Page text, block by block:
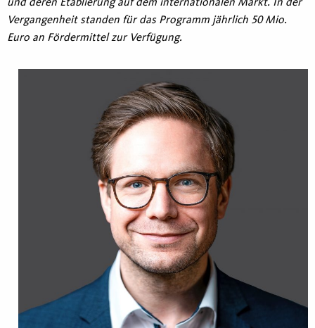
Vergangenheit standen für das Programm jährlich 50 Mio.
Euro an Fördermittel zur Verfügung.